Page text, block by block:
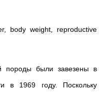
body weight, reproductive
породы были завезены в
в 1969 году. Поскольку